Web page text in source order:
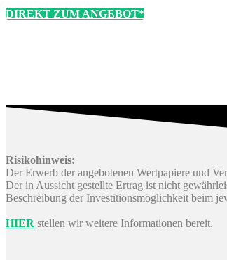
DIREKT ZUM ANGEBOT*
Risikohinweis:
Der Erwerb der angebotenen Wertpapiere und
Der in Aussicht gestellte Ertrag ist nicht
Beschreibung der Investitionsmöglichkeit beim
HIER stellen wir weitere Informationen bereit.